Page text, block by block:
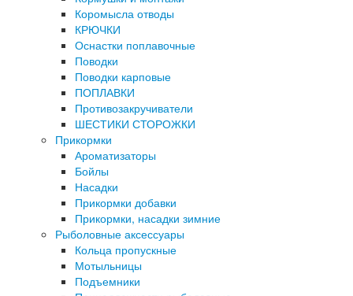
Коромысла отводы
КРЮЧКИ
Оснастки поплавочные
Поводки
Поводки карповые
ПОПЛАВКИ
Противозакручиватели
ШЕСТИКИ СТОРОЖКИ
Прикормки
Ароматизаторы
Бойлы
Насадки
Прикормки добавки
Прикормки, насадки зимние
Рыболовные аксессуары
Кольца пропускные
Мотыльницы
Подъемники